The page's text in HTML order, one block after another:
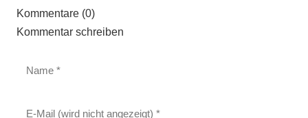
Kommentare (0)
Kommentar schreiben